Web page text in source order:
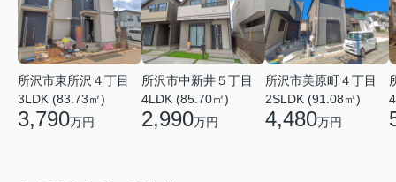
所沢市東所沢４丁目
3LDK (83.73㎡)
3,790万円
所沢市中新井５丁目
4LDK (85.70㎡)
2,990万円
所沢市美原町４丁目
2SLDK (91.08㎡)
4,480万円